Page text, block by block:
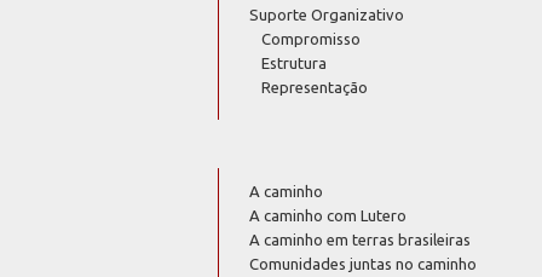
Suporte Organizativo
Compromisso
Estrutura
Representação
A caminho
A caminho com Lutero
A caminho em terras brasileiras
Comunidades juntas no caminho